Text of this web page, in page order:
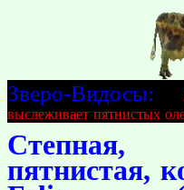
Зверо-Видосы:
выслеживает пятнистых
Степная,
пятнистая,